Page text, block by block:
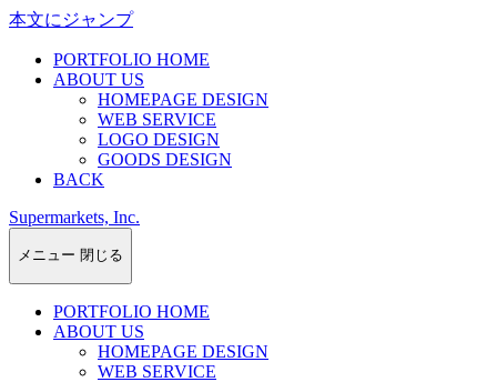
本文にジャンプ
PORTFOLIO HOME
ABOUT US
HOMEPAGE DESIGN
WEB SERVICE
LOGO DESIGN
GOODS DESIGN
BACK
Supermarkets, Inc.
メニュー 閉じる
PORTFOLIO HOME
ABOUT US
HOMEPAGE DESIGN
WEB SERVICE